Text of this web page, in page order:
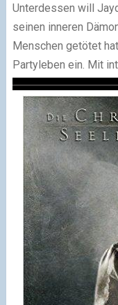
Unterdessen will
seinen inneren
Menschen getötet
Partyleben ein. Mit